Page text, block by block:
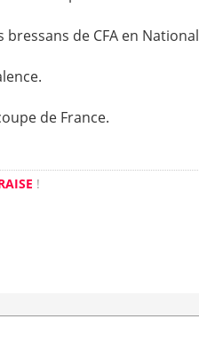
de CFA en National
de France.
!